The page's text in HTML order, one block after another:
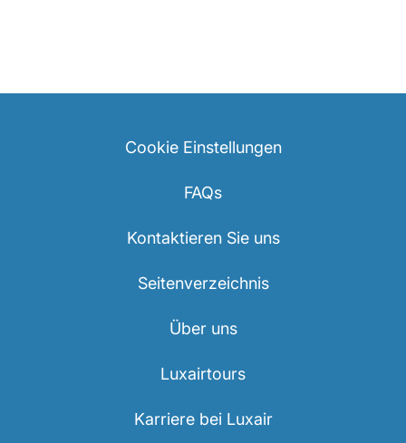
Cookie Einstellungen
FAQs
Kontaktieren Sie uns
Seitenverzeichnis
Über uns
Luxairtours
Karriere bei Luxair